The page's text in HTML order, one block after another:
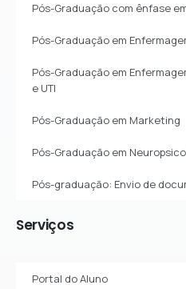
Pós-Graduação com ênfase em
Pós-Graduação em
Pós-Graduação em
e UTI
Pós-Graduação em Marketing
Pós-Graduação em
Pós-graduação: Envio de
Serviços
Portal do Aluno